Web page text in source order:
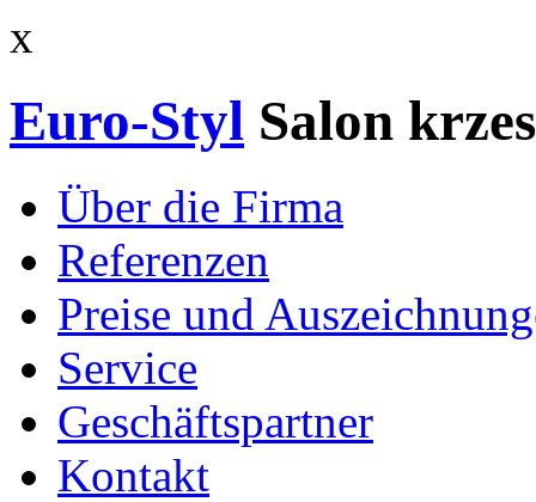
x
Euro-Styl Salon
Über die Firma
Referenzen
Preise und
Service
Geschäftspartner
Kontakt